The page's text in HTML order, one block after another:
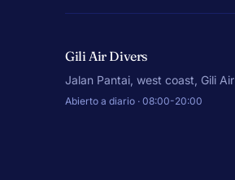
Gili Air Divers
Jalan Pantai, west coast, Gili Air
Abierto a diario · 08:00-20:00